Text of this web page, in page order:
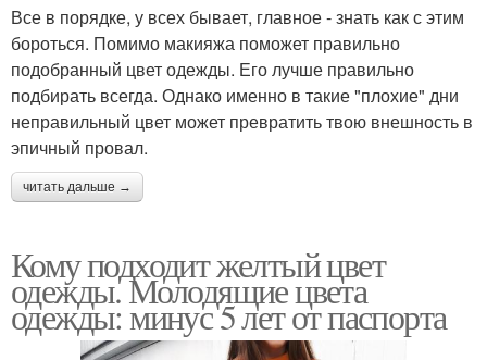
Все в порядке, у всех бывает, главное - знать как с этим
бороться. Помимо макияжа поможет правильно
подобранный цвет одежды. Его лучше правильно
подбирать всегда. Однако именно в такие "плохие" дни
неправильный цвет может превратить твою внешность в
эпичный провал.
читать дальше →
Кому подходит желтый цвет
одежды. Молодящие цвета
одежды: минус 5 лет от паспорта